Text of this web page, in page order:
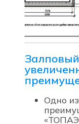
Одно